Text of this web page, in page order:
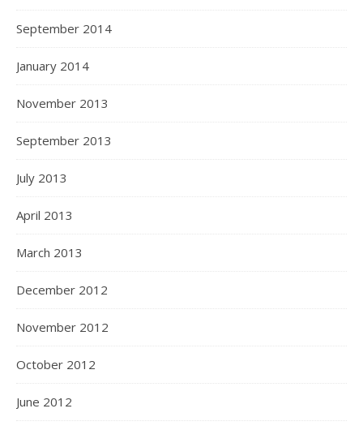
September 2014
January 2014
November 2013
September 2013
July 2013
April 2013
March 2013
December 2012
November 2012
October 2012
June 2012